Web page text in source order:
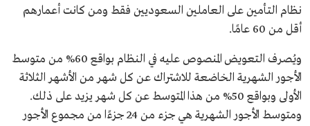
نظام التأمين على العاملين السعوديين فقط ومن كانت أعمارهم
أقل من 60 عامًا.
ويُصرف التعويض المنصوص عليه في النظام بواقع 60% من متوسط
الأجور الشهرية الخاضعة للاشتراك عن كل شهر من الأشهر الثلاثة
الأولى وبواقع 50% من هذا المتوسط عن كل شهر يزيد على ذلك.
ومتوسط الأجور الشهرية هي جزء من 24 جزءًا من مجموع الأجور